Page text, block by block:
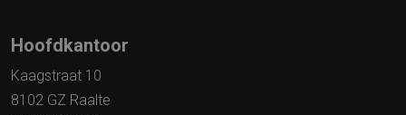
Hoofdkantoor
Kaagstraat 10
8102 GZ Raalte